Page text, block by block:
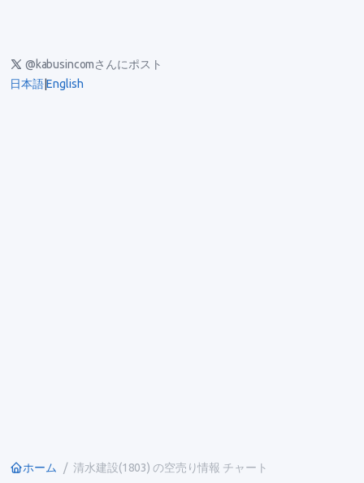
@kabusincomさんにポスト
日本語|English
ホーム 清水建設(1803) の空売り情報 チャート